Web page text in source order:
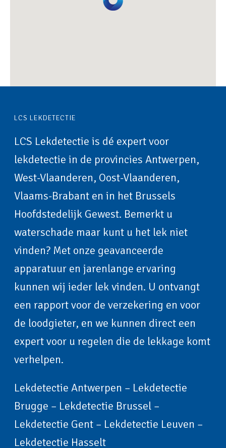
LCS LEKDETECTIE
LCS Lekdetectie is dé expert voor
lekdetectie in de provincies Antwerpen,
West-Vlaanderen, Oost-Vlaanderen,
Vlaams-Brabant en in het Brussels
Hoofdstedelijk Gewest. Bemerkt u
waterschade maar kunt u het lek niet
vinden? Met onze geavanceerde
apparatuur en jarenlange ervaring
kunnen wij ieder lek vinden. U ontvangt
een rapport voor de verzekering en voor
de loodgieter, en we kunnen direct een
expert voor u regelen die de lekkage komt
verhelpen.
Lekdetectie Antwerpen – Lekdetectie
Brugge – Lekdetectie Brussel –
Lekdetectie Gent – Lekdetectie Leuven –
Lekdetectie Hasselt